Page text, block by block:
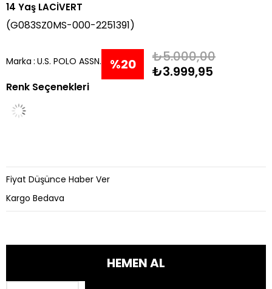
14 Yaş LACİVERT
(G083SZ0MS-000-2251391)
Marka : U.S. POLO ASSN. %20
₺5.000,00
₺3.999,95
Renk Seçenekleri
Fiyat Düşünce Haber Ver
Kargo Bedava